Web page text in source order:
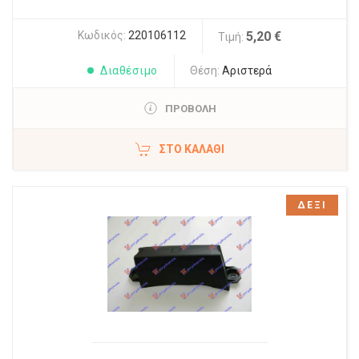
Κωδικός: 220106112 Τιμή: 5,20 €
Διαθέσιμο Θέση: Αριστερά
ΠΡΟΒΟΛΗ
ΣΤΟ ΚΑΛΆΘΙ
ΔΕΞΙ